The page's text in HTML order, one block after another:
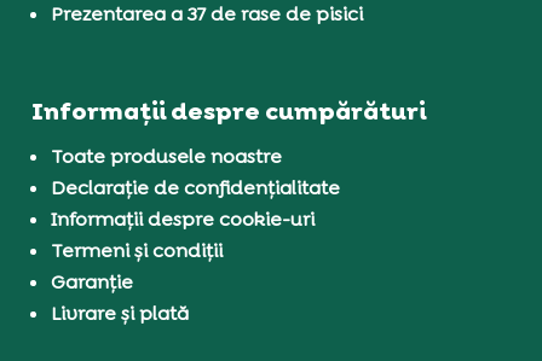
Prezentarea a 37 de rase de pisici
Informații despre cumpărături
Toate produsele noastre
Declarație de confidențialitate
Informații despre cookie-uri
Termeni și condiții
Garanție
Livrare și plată